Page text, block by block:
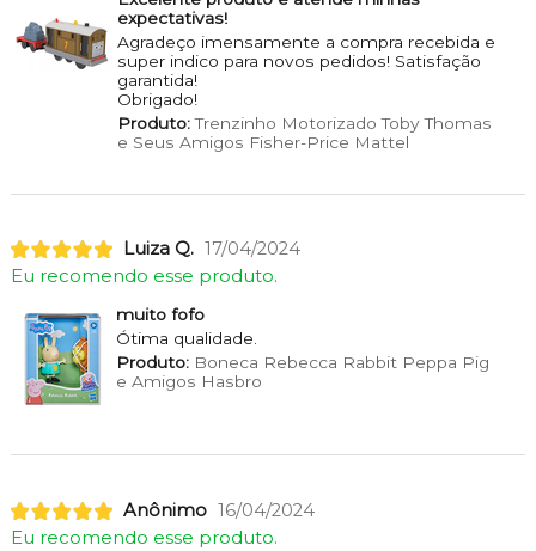
expectativas!
Agradeço imensamente a compra recebida e
super indico para novos pedidos! Satisfação
garantida!
Obrigado!
Produto:Trenzinho Motorizado Toby Thomas
e Seus Amigos Fisher-Price Mattel
Luiza Q. 17/04/2024
Eu recomendo esse produto.
muito fofo
Ótima qualidade.
Produto:Boneca Rebecca Rabbit Peppa Pig
e Amigos Hasbro
Anônimo 16/04/2024
Eu recomendo esse produto.